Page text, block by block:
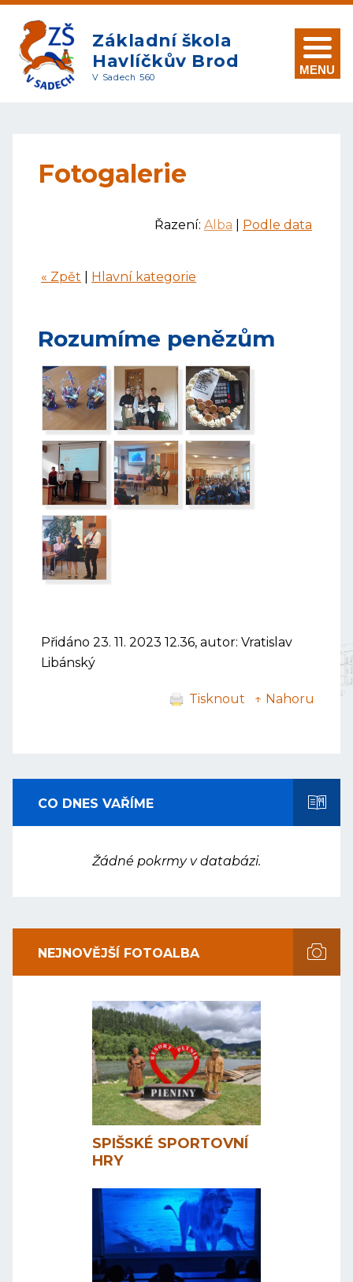
Základní škola
Havlíčkův Brod
V Sadech 560
MENU
Fotogalerie
Řazení: Alba Podle data
« Zpět Hlavní kategorie
Rozumíme penězům
Přidáno 23. 11. 2023 12.36, autor: Vratislav
Libánský
Tisknout ↑ Nahoru
CO DNES VAŘÍME
Žádné pokrmy v databázi.
NEJNOVĚJŠÍ FOTOALBA
SPIŠSKÉ SPORTOVNÍ
HRY